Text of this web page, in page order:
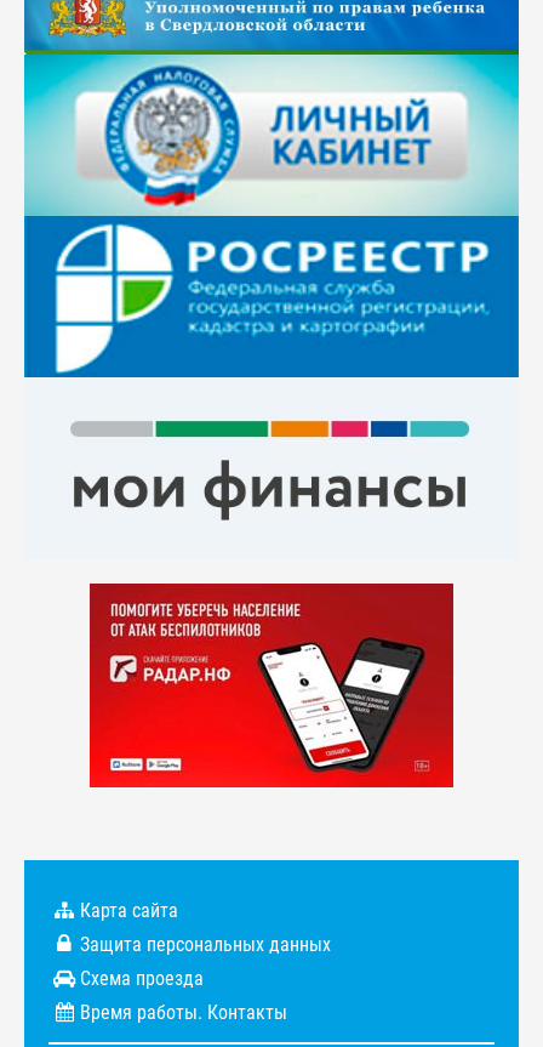
Карта сайта
Защита персональных данных
Схема проезда
Время работы. Контакты